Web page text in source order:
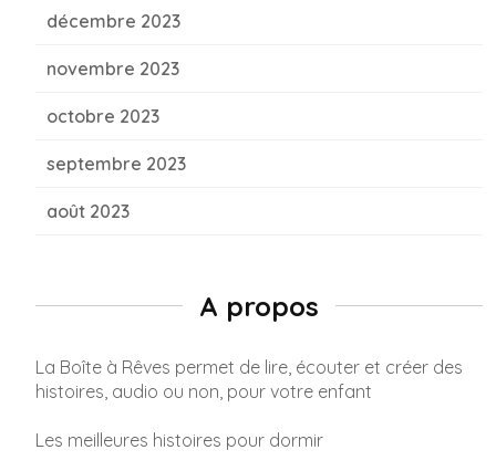
décembre 2023
novembre 2023
octobre 2023
septembre 2023
août 2023
A propos
La Boîte à Rêves permet de lire, écouter et créer des
histoires, audio ou non, pour votre enfant
Les meilleures histoires pour dormir